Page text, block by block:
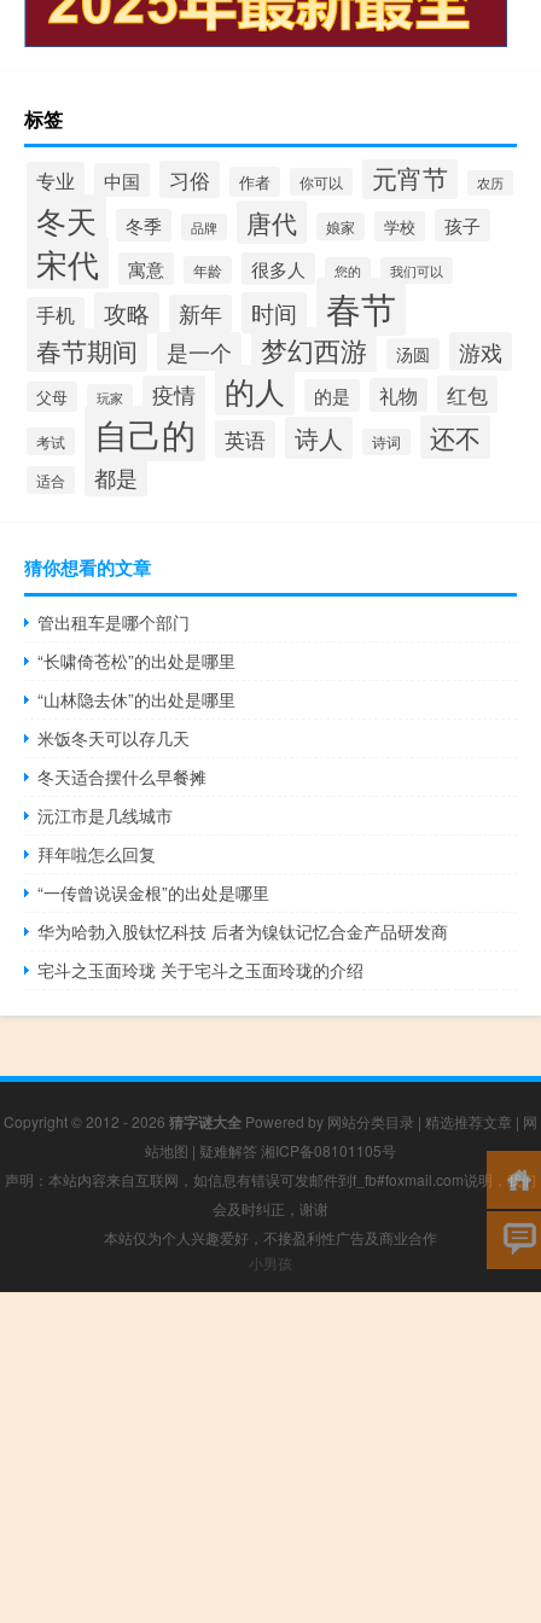
标签
专业 中国 习俗 作者 你可以 元宵节 农历
冬天 冬季 品牌 唐代 娘家 学校 孩子
宋代 寓意 年龄 很多人 您的 我们可以
手机 攻略 新年 时间 春节
春节期间 是一个 梦幻西游 汤圆 游戏
父母 玩家 疫情 的人 的是 礼物 红包
考试 自己的 英语 诗人 诗词 还不
适合 都是
猜你想看的文章
管出租车是哪个部门
“长啸倚苍松”的出处是哪里
“山林隐去休”的出处是哪里
米饭冬天可以存几天
冬天适合摆什么早餐摊
沅江市是几线城市
拜年啦怎么回复
“一传曾说误金根”的出处是哪里
华为哈勃入股钛忆科技 后者为镍钛记忆合金产品研发商
宅斗之玉面玲珑 关于宅斗之玉面玲珑的介绍
Copyright © 2012 - 2026 猜字谜大全 Powered by 网站分类目录 | 精选推荐文章 | 网
站地图 | 疑难解答 湘ICP备08101105号
声明：本站内容来自互联网，如信息有错误可发邮件到f_fb#foxmail.com说明，我们
会及时纠正，谢谢
本站仅为个人兴趣爱好，不接盈利性广告及商业合作
小男孩